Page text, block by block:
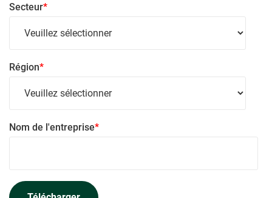
Secteur*
Région*
Nom de l'entreprise*